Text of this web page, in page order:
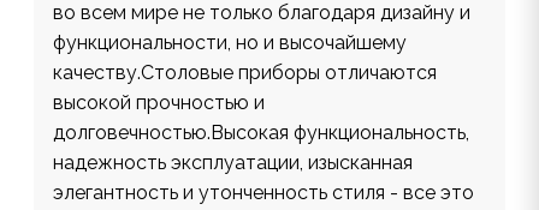
во всем мире не только благодаря дизайну и
функциональности, но и высочайшему
качеству.Столовые приборы отличаются
высокой прочностью и
долговечностью.Высокая функциональность,
надежность эксплуатации, изысканная
элегантность и утонченность стиля - все это